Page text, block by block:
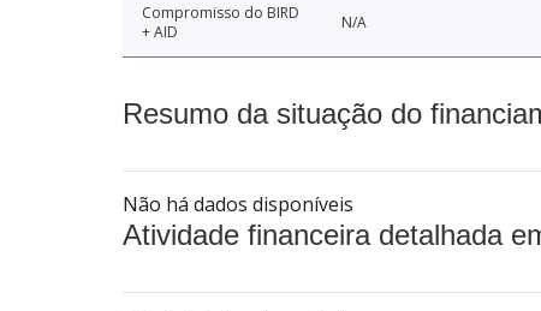
Compromisso do BIRD
+ AID
N/A
Resumo da situação do
Não há dados disponíveis
Atividade financeira detalhada